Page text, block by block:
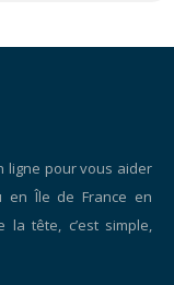
ligne pour vous aider
en Île de France en
tête, c’est simple,